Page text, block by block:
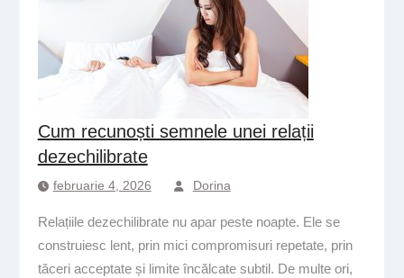
Cum recunoști semnele unei relații
dezechilibrate
februarie 4, 2026 Dorina
Relațiile dezechilibrate nu apar peste noapte. Ele se
construiesc lent, prin mici compromisuri repetate, prin
tăceri acceptate și limite încălcate subtil. De multe ori,